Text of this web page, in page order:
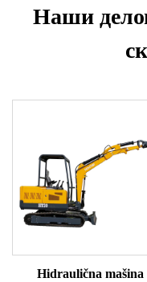
Наши
Hidraulična mašina